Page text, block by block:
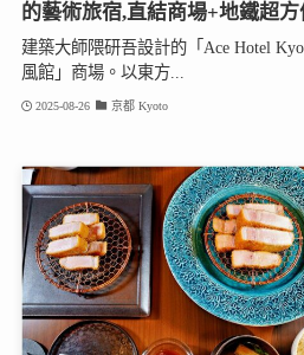
的藝術旅宿,直結商場+地鐵超方
建築大師隈研吾設計的「Ace Hotel
風館」商場。以東方...
2025-08-26 京都 Kyoto